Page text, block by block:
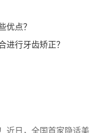
优点？
进行牙齿矫正？
近日，全国首家隐适美